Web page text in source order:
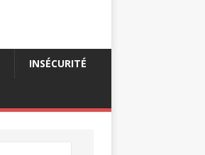
INSÉCURITÉ